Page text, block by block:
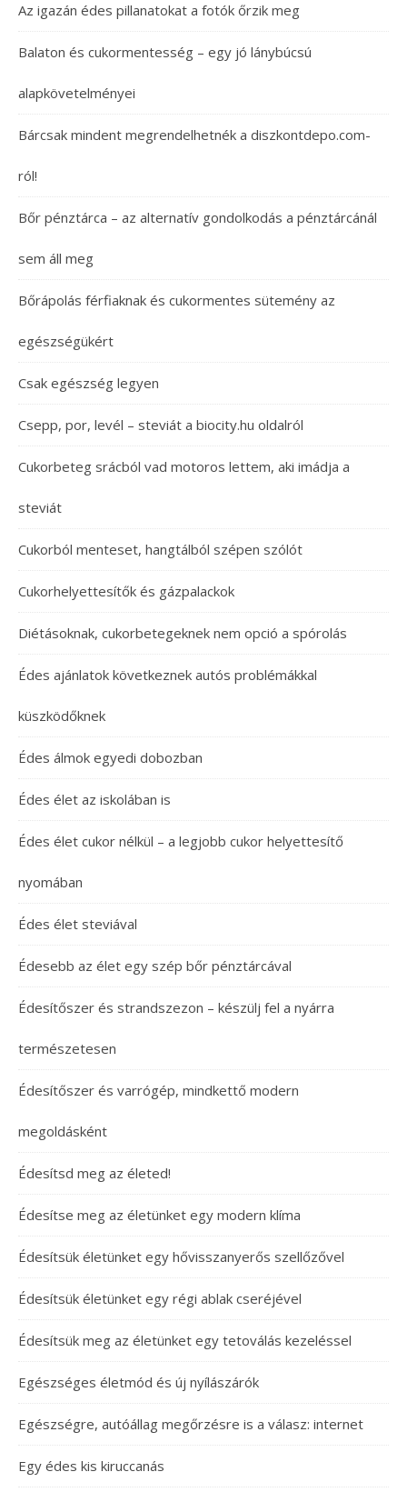
Az igazán édes pillanatokat a fotók őrzik meg
Balaton és cukormentesség – egy jó lánybúcsú
alapkövetelményei
Bárcsak mindent megrendelhetnék a diszkontdepo.com-
ról!
Bőr pénztárca – az alternatív gondolkodás a pénztárcánál
sem áll meg
Bőrápolás férfiaknak és cukormentes sütemény az
egészségükért
Csak egészség legyen
Csepp, por, levél – steviát a biocity.hu oldalról
Cukorbeteg srácból vad motoros lettem, aki imádja a
steviát
Cukorból menteset, hangtálból szépen szólót
Cukorhelyettesítők és gázpalackok
Diétásoknak, cukorbetegeknek nem opció a spórolás
Édes ajánlatok következnek autós problémákkal
küszködőknek
Édes álmok egyedi dobozban
Édes élet az iskolában is
Édes élet cukor nélkül – a legjobb cukor helyettesítő
nyomában
Édes élet steviával
Édesebb az élet egy szép bőr pénztárcával
Édesítőszer és strandszezon – készülj fel a nyárra
természetesen
Édesítőszer és varrógép, mindkettő modern
megoldásként
Édesítsd meg az életed!
Édesítse meg az életünket egy modern klíma
Édesítsük életünket egy hővisszanyerős szellőzővel
Édesítsük életünket egy régi ablak cseréjével
Édesítsük meg az életünket egy tetoválás kezeléssel
Egészséges életmód és új nyílászárók
Egészségre, autóállag megőrzésre is a válasz: internet
Egy édes kis kiruccanás